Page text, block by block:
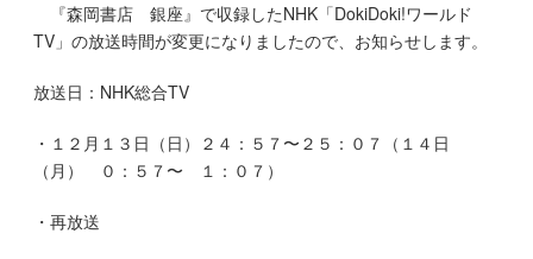
『森岡書店 銀座』で収録したNHK「DokiDoki!ワールド
TV」の放送時間が変更になりましたので、お知らせします。
放送日：NHK総合TV
・１２月１３日（日）２４：５７〜２５：０７（１４日
（月） ０：５７〜 １：０７）
・再放送